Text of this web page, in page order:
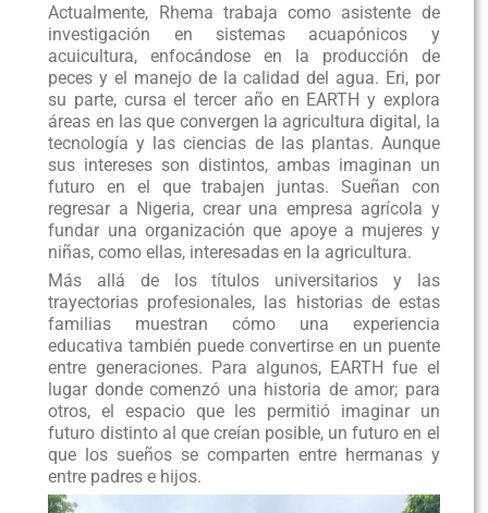
Actualmente, Rhema trabaja como asistente de
investigación en sistemas acuapónicos y
acuicultura, enfocándose en la producción de
peces y el manejo de la calidad del agua. Eri, por
su parte, cursa el tercer año en EARTH y explora
áreas en las que convergen la agricultura digital, la
tecnología y las ciencias de las plantas. Aunque
sus intereses son distintos, ambas imaginan un
futuro en el que trabajen juntas. Sueñan con
regresar a Nigeria, crear una empresa agrícola y
fundar una organización que apoye a mujeres y
niñas, como ellas, interesadas en la agricultura.
Más allá de los títulos universitarios y las
trayectorias profesionales, las historias de estas
familias muestran cómo una experiencia
educativa también puede convertirse en un puente
entre generaciones. Para algunos, EARTH fue el
lugar donde comenzó una historia de amor; para
otros, el espacio que les permitió imaginar un
futuro distinto al que creían posible, un futuro en el
que los sueños se comparten entre hermanas y
entre padres e hijos.